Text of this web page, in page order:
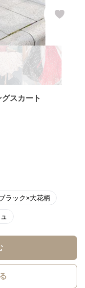
スカート
ラック×大花柄